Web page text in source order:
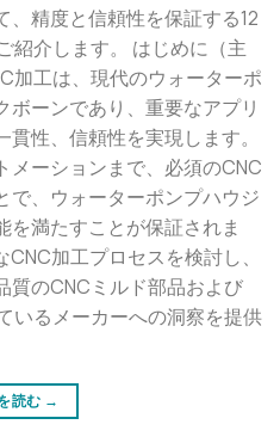
、精度と信頼性を保証する12
紹介します。 はじめに（主
加工は、現代のウォーターポ
ボーンであり、重要なアプリ
性、信頼性を実現します。
メーションまで、必須のCNC
で、ウォーターポンプハウジ
を満たすことが保証されま
加工プロセスを検討し、
質のCNCミルド部品および
いるメーカーへの洞察を提供
読む →